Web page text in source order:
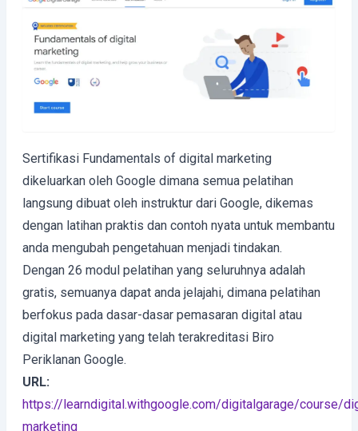
Sertifikasi Fundamentals of digital marketing
dikeluarkan oleh Google dimana semua pelatihan
langsung dibuat oleh instruktur dari Google, dikemas
dengan latihan praktis dan contoh nyata untuk membantu
anda mengubah pengetahuan menjadi tindakan.
Dengan 26 modul pelatihan yang seluruhnya adalah
gratis, semuanya dapat anda jelajahi, dimana pelatihan
berfokus pada dasar-dasar pemasaran digital atau
digital marketing yang telah terakreditasi Biro
Periklanan Google.
URL:
https://learndigital.withgoogle.com/digitalgarage/course/
marketing